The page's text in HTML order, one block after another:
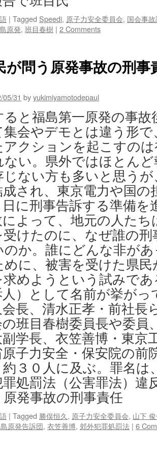
| Tagged Speedi, 原子力安全委員会, 国会事
原発, 班目春樹 | 2 Comments
が問う原発事故の刑
05/31 byyukimiyamotodepaul
ると福島第一原発の事
集会やデモとは違う形
アクションを起こすの
ない。県外ではほとん
ない方も多いと思う
され、東京電力や国の
日に刑事告訴する準備
よって、地元の人た
けたのに、なぜ誰の
のか。誰にどんな非が
めに、被害を受けた県
めようという試みで
人）として名前が挙が
長、清水正孝・前社長
班目春樹委員長や委員
学長、衣笠善博・東京
子力安全・保安院の前
３０人に及ぶ。罪名は
罪処罰法（公害罪法）違
発事故の刑事責任
| Tagged 勝俣恒久 , 原子力安全委員会, 山下
原発告訴団, 衣笠善博, 郊外犯罪処罰法 | 6